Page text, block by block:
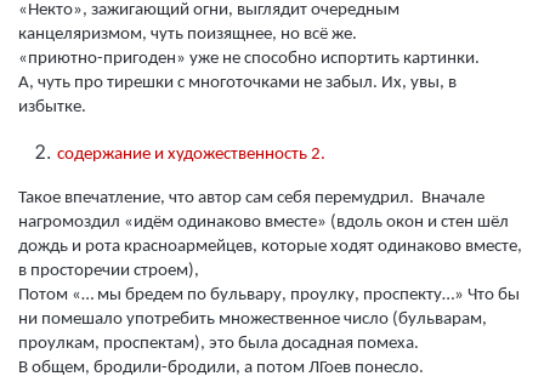
«Некто», зажигающий огни, выглядит очередным
канцеляризмом, чуть поизящнее, но всё же.
«приютно-пригоден» уже не способно испортить картинки.
А, чуть про тирешки с многоточками не забыл. Их, увы, в
избытке.
содержание и художественность 2.
Такое впечатление, что автор сам себя перемудрил. Вначале
нагромоздил «идём одинаково вместе» (вдоль окон и стен шёл
дождь и рота красноармейцев, которые ходят одинаково вместе,
в просторечии строем),
Потом «… мы бредем по бульвару, проулку, проспекту…» Что бы
ни помешало употребить множественное число (бульварам,
проулкам, проспектам), это была досадная помеха.
В общем, бродили-бродили, а потом ЛГоев понесло.